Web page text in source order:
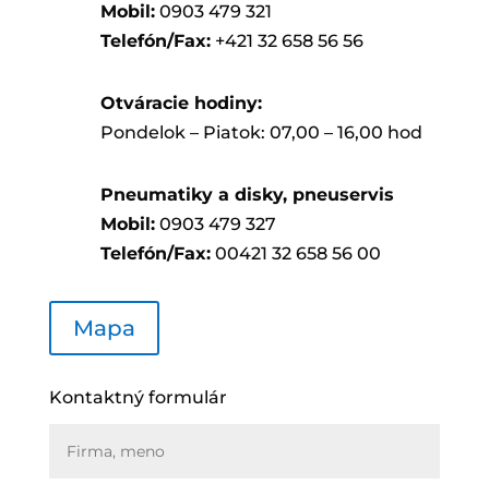
Mobil:0903 479 321
Telefón/Fax:+421 32 658 56 56
Otváracie hodiny:
Pondelok – Piatok: 07,00 – 16,00 hod
Pneumatiky a disky, pneuservis
Mobil:0903 479 327
Telefón/Fax:00421 32 658 56 00
Mapa
Kontaktný formulár